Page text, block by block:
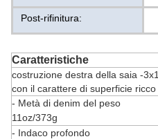
Post-rifinitura:
Caratteristiche
costruzione destra della saia -3x1
con il carattere di superficie ricco
- Metà di denim del peso
11oz/373g
- Indaco profondo